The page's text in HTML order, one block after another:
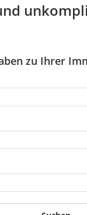
zu Ihrer